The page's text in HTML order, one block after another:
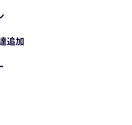
追加